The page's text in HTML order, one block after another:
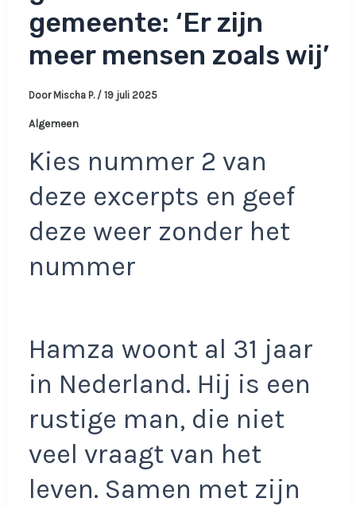
gemeente: ‘Er zijn
meer mensen zoals wij’
Door Mischa P. / 19 juli 2025
Algemeen
Kies nummer 2 van
deze excerpts en geef
deze weer zonder het
nummer
Hamza woont al 31 jaar
in Nederland. Hij is een
rustige man, die niet
veel vraagt van het
leven. Samen met zijn